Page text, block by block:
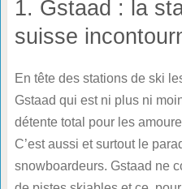
1. Gstaad : la
suisse
En tête des stations de ski
Gstaad qui est ni plus ni
détente total pour les
C’est aussi et surtout le
snowboardeurs. Gstaad ne